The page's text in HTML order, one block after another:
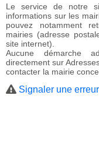
Le service de notre
informations sur les
pouvez notamment
mairies (adresse
site internet).
Aucune démarche
directement sur
contacter la mairie
Signaler une erreur